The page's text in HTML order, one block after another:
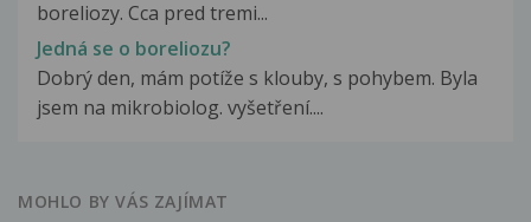
boreliozy. Cca pred tremi...
Jedná se o boreliozu?
Dobrý den, mám potíže s klouby, s pohybem. Byla
jsem na mikrobiolog. vyšetření....
MOHLO BY VÁS ZAJÍMAT